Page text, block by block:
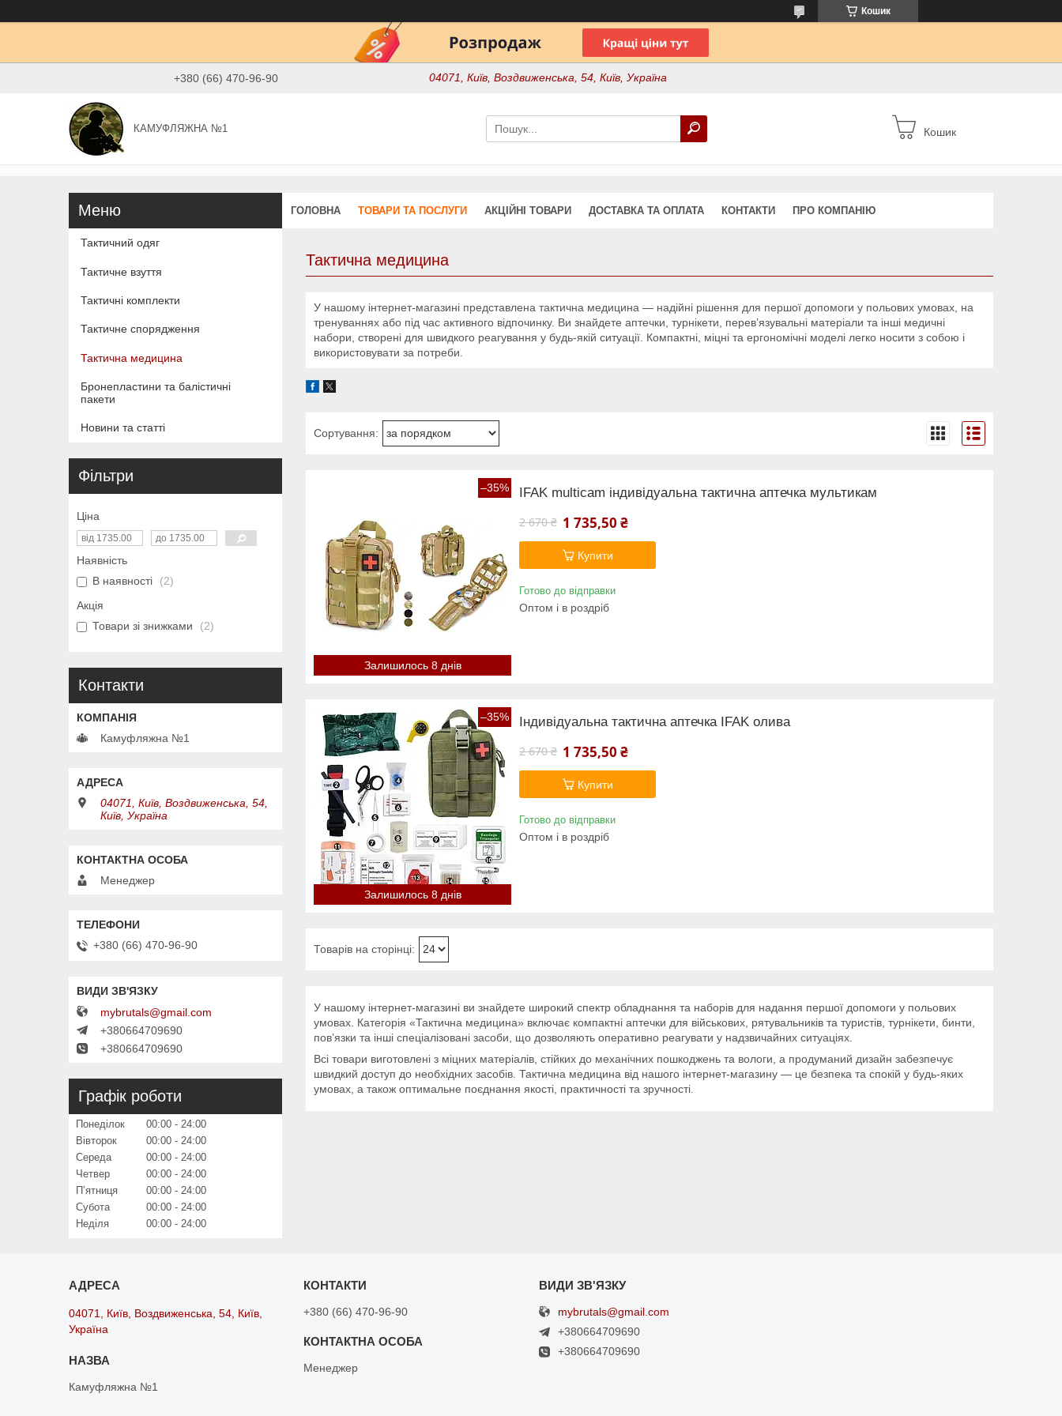
Кошик
+380 (66) 470-96-90 04071, Київ, Воздвиженська, 54, Київ, Україна
КАМУФЛЯЖНА №1 Кошик
ГОЛОВНА ТОВАРИ ТА ПОСЛУГИ АКЦІЙНІ ТОВАРИ ДОСТАВКА ТА ОПЛАТА КОНТАКТИ ПРО КОМПАНІЮ
Тактична медицина
У нашому інтернет-магазині представлена тактична медицина — надійні рішення для першої допомоги у польових умовах, на
тренуваннях або під час активного відпочинку. Ви знайдете аптечки, турнікети, перев’язувальні матеріали та інші медичні
набори, створені для швидкого реагування у будь-якій ситуації. Компактні, міцні та ергономічні моделі легко носити з собою і
використовувати за потреби.
–35%
Залишилось 8 днів
IFAK multicam індивідуальна тактична аптечка мультикам
2 670 ₴ 1 735,50 ₴
Купити
Готово до відправки
Оптом і в роздріб
–35%
Залишилось 8 днів
Індивідуальна тактична аптечка IFAK олива
2 670 ₴ 1 735,50 ₴
Купити
Готово до відправки
Оптом і в роздріб
У нашому інтернет-магазині ви знайдете широкий спектр обладнання та наборів для надання першої допомоги у польових
умовах. Категорія «Тактична медицина» включає компактні аптечки для військових, рятувальників та туристів, турнікети, бинти,
пов’язки та інші спеціалізовані засоби, що дозволяють оперативно реагувати у надзвичайних ситуаціях.
Всі товари виготовлені з міцних матеріалів, стійких до механічних пошкоджень та вологи, а продуманий дизайн забезпечує
швидкий доступ до необхідних засобів. Тактична медицина від нашого інтернет-магазину — це безпека та спокій у будь-яких
умовах, а також оптимальне поєднання якості, практичності та зручності.
Тактичний одяг
Тактичне взуття
Тактичні комплекти
Тактичне спорядження
Тактична медицина
Бронепластини та балістичні
пакети
Новини та статті
Фільтри
Ціна
Наявність
В наявності
2
Акція
Товари зі знижками
2
Контакти
Камуфляжна №1
04071, Київ, Воздвиженська, 54,
Київ, Україна
Менеджер
+380 (66) 470-96-90
mybrutals@gmail.com
+380664709690
+380664709690
Графік роботи
Понеділок 00:00
24:00
Вівторок
00:00
24:00
Середа
00:00
24:00
Четвер
00:00
24:00
Пʼятниця
00:00
24:00
Субота
00:00
24:00
Неділя
00:00 24:00
04071, Київ, Воздвиженська, 54, Київ,
Україна
Камуфляжна №1
+380 (66) 470-96-90
Менеджер
mybrutals@gmail.com
+380664709690
+380664709690